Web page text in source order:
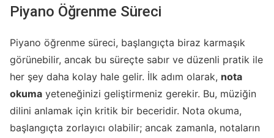
Piyano Öğrenme Süreci
Piyano öğrenme süreci, başlangıçta biraz karmaşık
görünebilir, ancak bu süreçte sabır ve düzenli pratik ile
her şey daha kolay hale gelir. İlk adım olarak, nota
okuma yeteneğinizi geliştirmeniz gerekir. Bu, müziğin
dilini anlamak için kritik bir beceridir. Nota okuma,
başlangıçta zorlayıcı olabilir; ancak zamanla, notaların